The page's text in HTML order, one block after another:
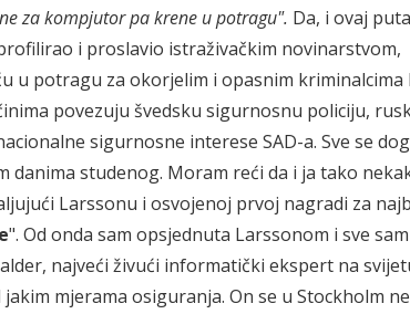
za kompjutor pa krene u potragu". Da, i ovaj
i proslavio istraživačkim
u potragu za okorjelim i opasnim
povezuju švedsku sigurnosnu policiju,
sigurnosne interese SAD-a. Sve se
danima studenog. Moram reći da i ja tako
Larssonu i osvojenoj prvoj nagradi za
". Od onda sam opsjednuta Larssonom i sve
najveći živući informatički ekspert na
mjerama osiguranja. On se u Stockholm